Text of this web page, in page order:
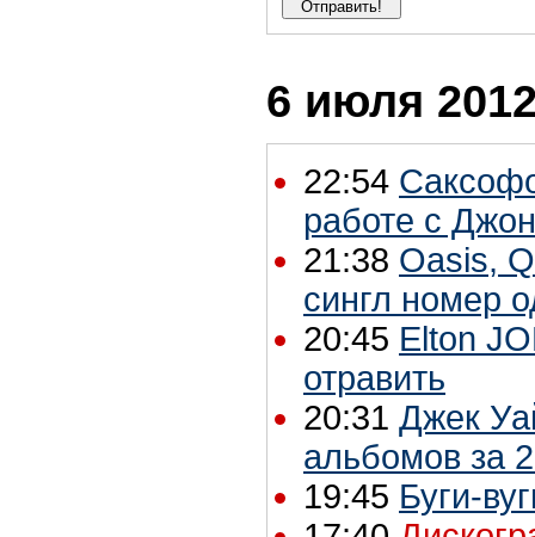
6 июля
22:54
работе с
21:38 Oasis,
сингл номер
20:45 Elton
отравить
20:31 Джек
альбомов за
19:45 Буги-